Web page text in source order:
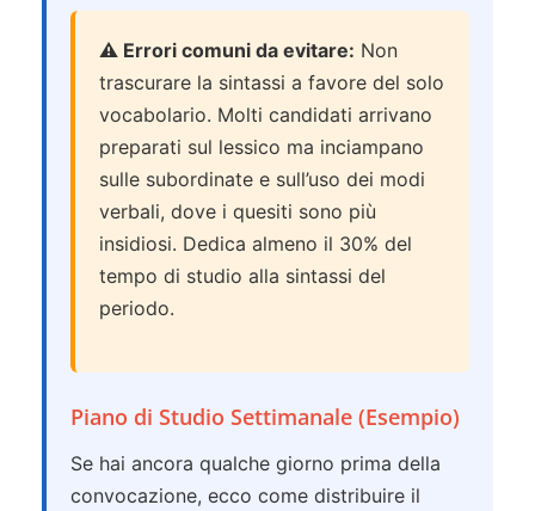
⚠️ Errori comuni da evitare: Non
trascurare la sintassi a favore del solo
vocabolario. Molti candidati arrivano
preparati sul lessico ma inciampano
sulle subordinate e sull’uso dei modi
verbali, dove i quesiti sono più
insidiosi. Dedica almeno il 30% del
tempo di studio alla sintassi del
periodo.
Piano di Studio Settimanale (Esempio)
Se hai ancora qualche giorno prima della
convocazione, ecco come distribuire il